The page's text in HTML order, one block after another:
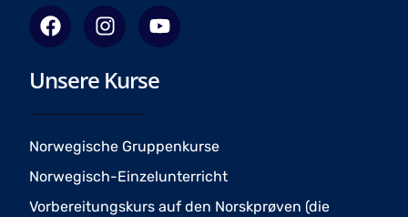
F
a
c
e
o
o
I
n
s
t
g
r
a
m
Y
o
u
t
e
Unsere Kurse
Norwegische Gruppenkurse
Norwegisch-Einzelunterricht
Vorbereitungskurs auf den Norskprøven (die